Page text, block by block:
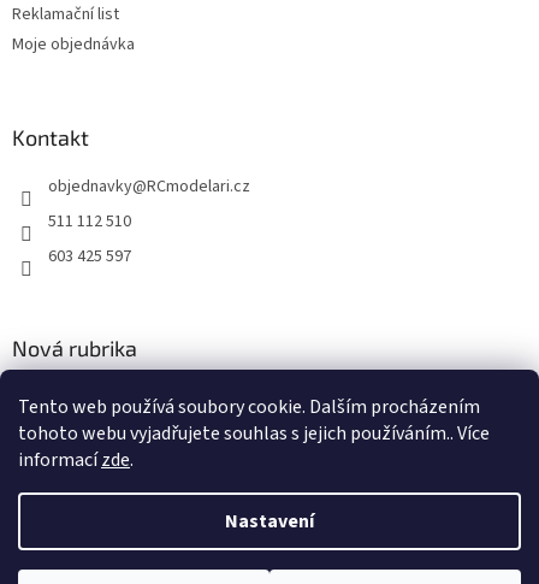
Tento web používá soubory cookie. Dalším procházením
tohoto webu vyjadřujete souhlas s jejich používáním.. Více
informacízde.
Nastavení
Reklamační list
Moje objednávka
Kontakt
objednavky@RCmodelari.cz
511 112 510
603 425 597
Nová rubrika
2.4.2020
Vytvořil Shoptet